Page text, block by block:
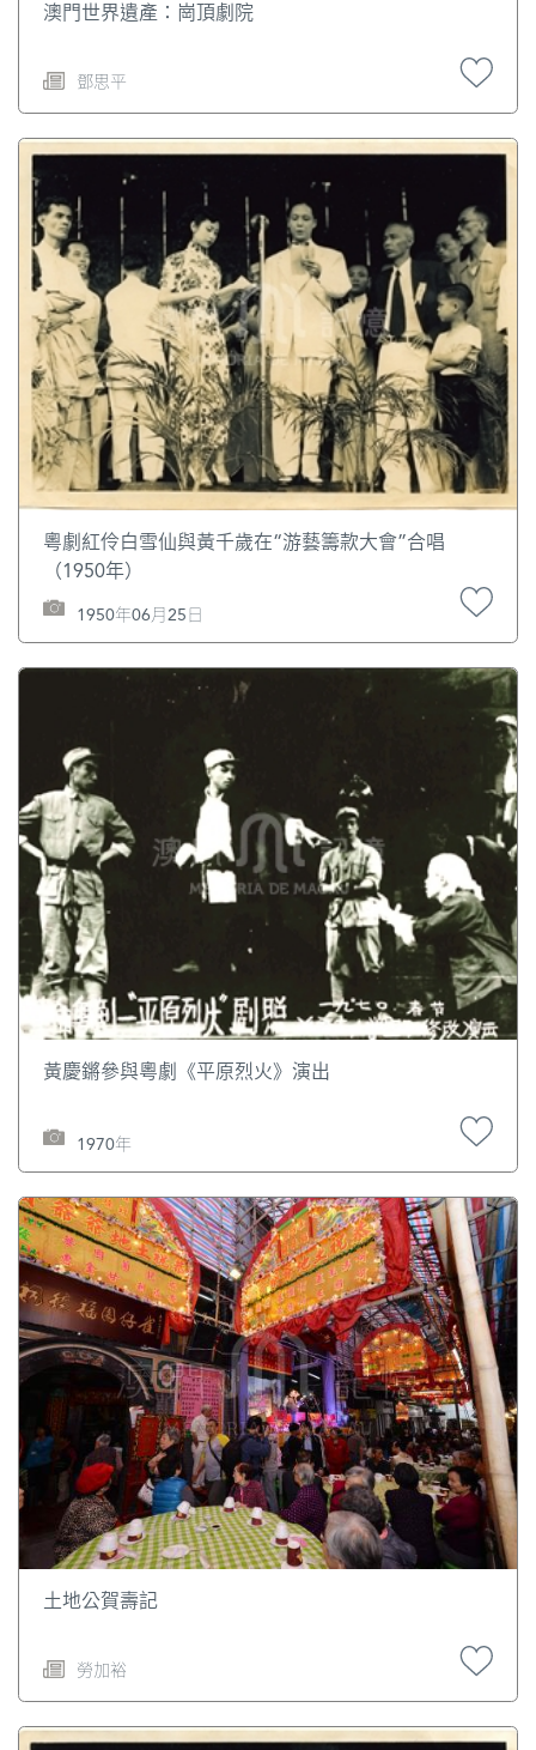
澳門世界遺產：崗頂劇院
鄧思平
粵劇紅伶白雪仙與黃千歲在“游藝籌款大會”合唱
（1950年）
1950年06月25日
黃慶鏘參與粵劇《平原烈火》演出
1970年
土地公賀壽記
勞加裕